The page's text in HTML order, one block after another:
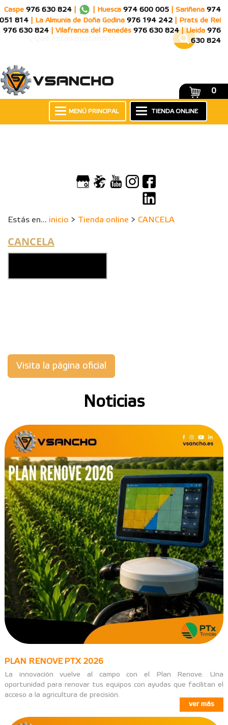
Caspe 976 630 824 Huesca 974 600 005 Sariñena 974
051 814
La Almunia de Doña Godina 976 194 242
Prats de Rei
976 630 824
Vilafranca del Penedès 976 630 824 Lleida 976
630 824
0
TIENDA ONLINE
MENÚ PRINCIPAL
Estás en... inicio > Tienda online > CANCELA
CANCELA
Visita la página oficial
Noticias
PLAN RENOVE PTX 2026
La innovación vuelve al campo con el Plan Renove. Una
oportunidad para renovar tus equipos con ayudas que facilitan el
acceso a la agricultura de precisión.
ver más